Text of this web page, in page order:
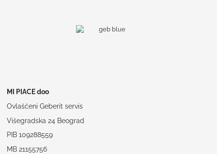
MI PIACE doo
Ovlašćeni Geberit servis
Višegradska 24 Beograd
PIB 109288559
MB 21155756